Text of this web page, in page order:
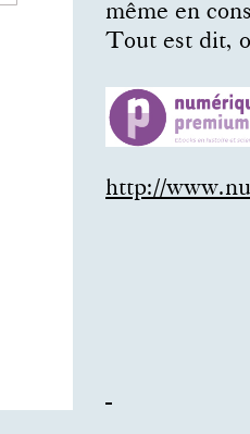
même en
Tout est dit,
http://